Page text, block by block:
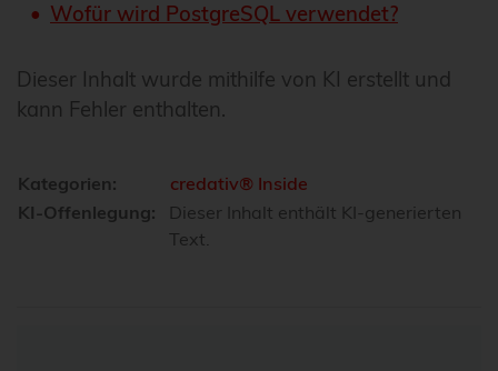
Wofür wird PostgreSQL verwendet?
Dieser Inhalt wurde mithilfe von KI erstellt und
kann Fehler enthalten.
Kategorien:
credativ® Inside
KI-Offenlegung:
Dieser Inhalt enthält KI-generierten
Text.